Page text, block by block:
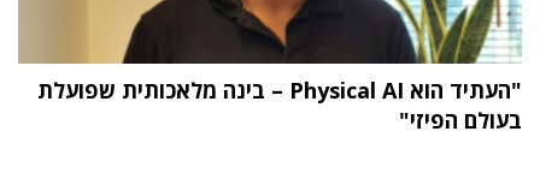
"העתיד הוא Physical AI – בינה מלאכותית שפועלת
בעולם הפיזי"